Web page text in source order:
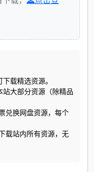
载精选资源。
大部分资源（除精品
兑换网盘资源，每个
载站内所有资源，无